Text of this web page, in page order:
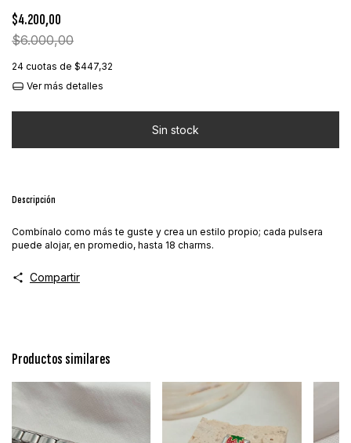
$4.200,00
$6.000,00
24 cuotas de $447,32
Ver más detalles
Descripción
Combínalo como más te guste y crea un estilo propio; cada pulsera
puede alojar, en promedio, hasta 18 charms.
Compartir
Productos similares